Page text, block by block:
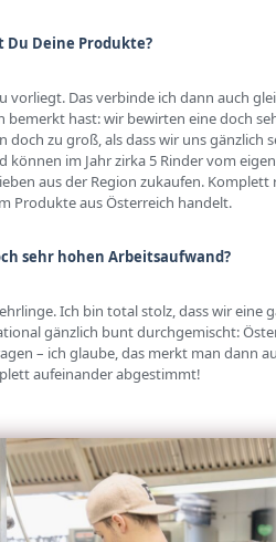
Du Deine Produkte?
vorliegt. Das verbinde ich dann auch
bemerkt hast: wir bewirten eine doch
zu groß, als dass wir uns gänzlich
im Jahr zirka 5 Rinder vom
aus der Region zukaufen. Komplett
Produkte aus Österreich handelt.
sehr hohen Arbeitsaufwand?
Ich bin total stolz, dass wir eine
gänzlich bunt durchgemischt:
– ich glaube, das merkt man dann
aufeinander abgestimmt!